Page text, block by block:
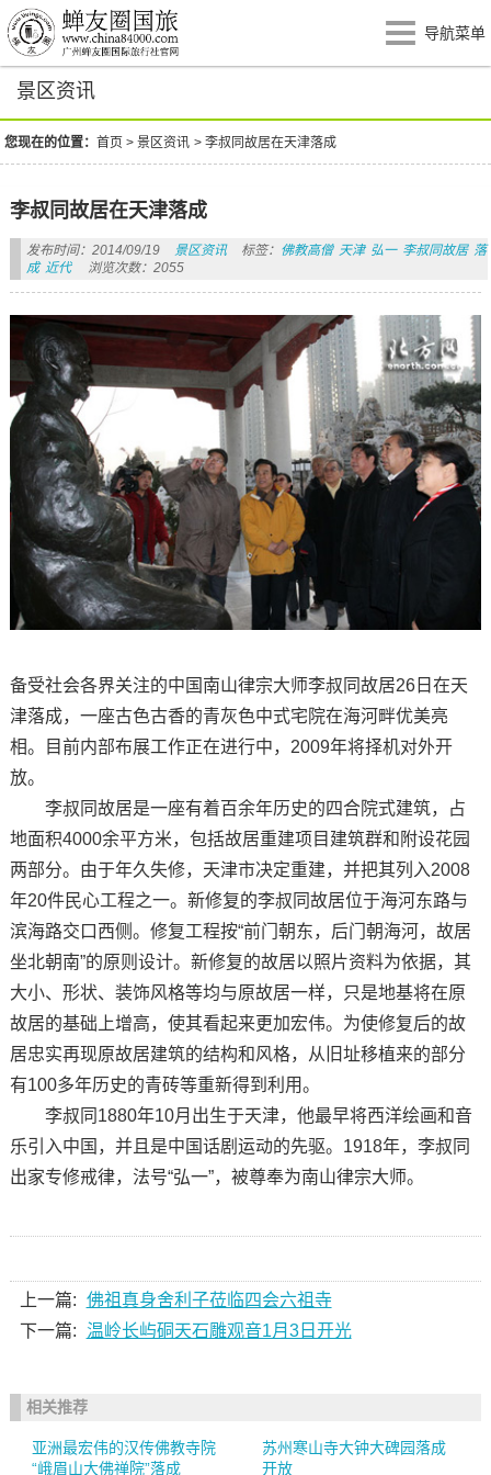
导航菜单
景区资讯
您现在的位置：首页 >景区资讯 >李叔同故居在天津落成
李叔同故居在天津落成
发布时间：2014/09/19 景区资讯 标签： 佛教高僧 天津 弘一 李叔同故居 落
成 近代 浏览次数：2055
备受社会各界关注的中国南山律宗大师李叔同故居26日在天
津落成，一座古色古香的青灰色中式宅院在海河畔优美亮
相。目前内部布展工作正在进行中，2009年将择机对外开
放。
李叔同故居是一座有着百余年历史的四合院式建筑，占
地面积4000余平方米，包括故居重建项目建筑群和附设花园
两部分。由于年久失修，天津市决定重建，并把其列入2008
年20件民心工程之一。新修复的李叔同故居位于海河东路与
滨海路交口西侧。修复工程按“前门朝东，后门朝海河，故居
坐北朝南”的原则设计。新修复的故居以照片资料为依据，其
大小、形状、装饰风格等均与原故居一样，只是地基将在原
故居的基础上增高，使其看起来更加宏伟。为使修复后的故
居忠实再现原故居建筑的结构和风格，从旧址移植来的部分
有100多年历史的青砖等重新得到利用。
李叔同1880年10月出生于天津，他最早将西洋绘画和音
乐引入中国，并且是中国话剧运动的先驱。1918年，李叔同
出家专修戒律，法号“弘一”，被尊奉为南山律宗大师。
上一篇: 佛祖真身舍利子莅临四会六祖寺
下一篇: 温岭长屿硐天石雕观音1月3日开光
相关推荐
亚洲最宏伟的汉传佛教寺院
“峨眉山大佛禅院”落成
苏州寒山寺大钟大碑园落成
开放